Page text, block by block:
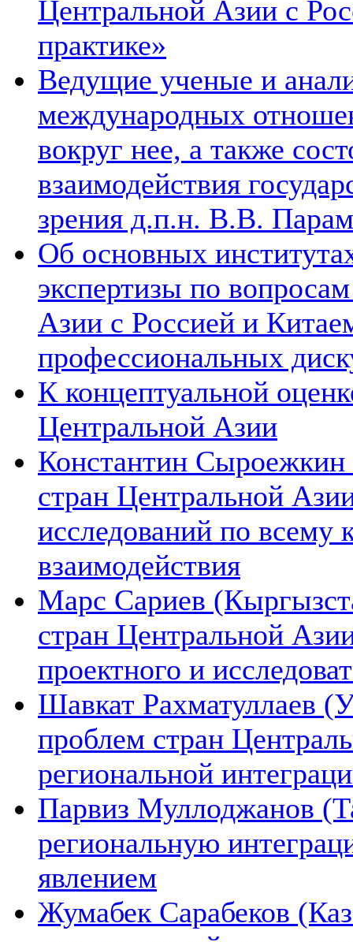
Центральной Азии с
практике»
Ведущие ученые и
международных
вокруг нее, а также
взаимодействия
зрения д.п.н. В.В.
Об основных
экспертизы по
Азии с Россией и
профессиональных
К концептуальной
Центральной Азии
Константин Сыроежкин
стран Центральной
исследований по всему
взаимодействия
Марс Сариев
стран Центральной
проектного и
Шавкат Рахматуллаев
проблем стран
региональной
Парвиз Муллоджанов
региональную
явлением
Жумабек Сарабеков